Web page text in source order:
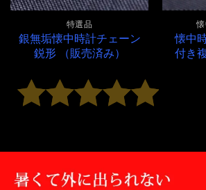
特選品
銀無垢懐中時計チェーン
鋭形 （販売済み）
懐中
付き